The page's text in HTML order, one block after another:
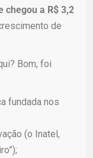
chegou a R$ 3,2
de
Bom, foi
fundada nos
(o Inatel,